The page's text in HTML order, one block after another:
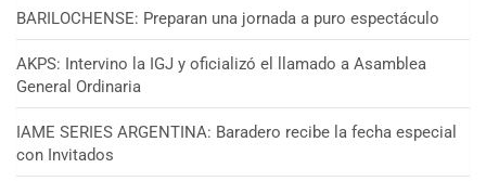
BARILOCHENSE: Preparan una jornada a puro espectáculo
AKPS: Intervino la IGJ y oficializó el llamado a Asamblea
General Ordinaria
IAME SERIES ARGENTINA: Baradero recibe la fecha especial
con Invitados